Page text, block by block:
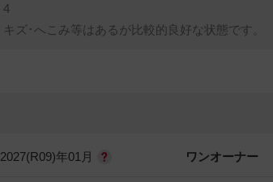
4
キズ･へこみ等はあるが比較的良好な状態です。
2027(R09)年01月 ワンオーナー